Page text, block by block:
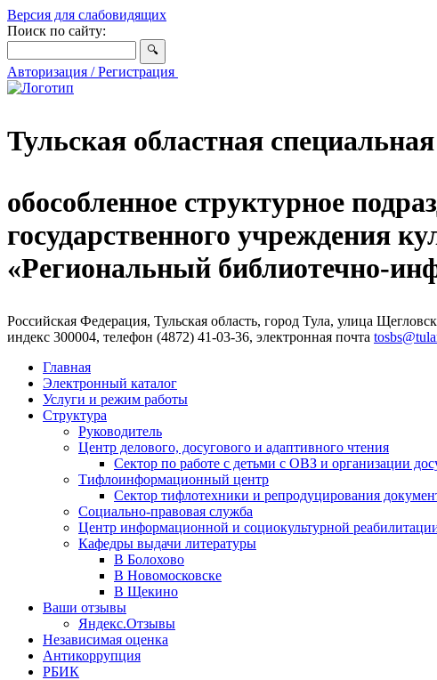
Версия для слабовидящих
Поиск по сайту:
Авторизация / Регистрация
Тульская областная
обособленное структурное
государственного учреждения
«Региональный библиотечно-
Российская Федерация, Тульская область, город Тула, улица
индекс 300004, телефон (4872) 41-03-36, электронная почта
Главная
Электронный каталог
Услуги и режим работы
Структура
Руководитель
Центр делового, досугового и адаптивного чтения
Сектор по работе с детьми с ОВЗ и организации
Тифлоинформационный центр
Сектор тифлотехники и репродуцирования
Социально-правовая служба
Центр информационной и социокультурной
Кафедры выдачи литературы
В Болохово
В Новомосковске
В Щекино
Ваши отзывы
Яндекс.Отзывы
Независимая оценка
Антикоррупция
РБИК